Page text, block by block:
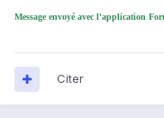
Message envoyé avec l'application
Citer